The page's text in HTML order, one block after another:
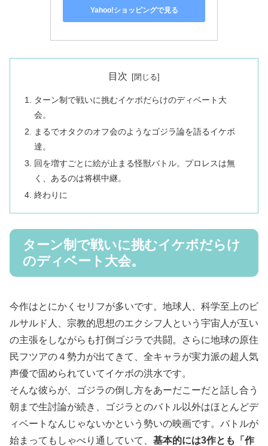
Yahoo!ショッピングで見る
目次
ターン制で戦いに挑むイケボだらけのディベート大
会。
まるでオタクのオフ会のようなゴジラ論を語るイケボ
達。
回を増すごとに絵が止まる怪獣バトル。プロレスは無
く、あるのは将棋中継。
終わりに
ターン制で戦いに挑むイケボだらけ
のディベート大会。
今作はとにかくセリフが多いです。地球人、科学至上のビ
ルサルド人、宗教的思想のエクシフ人という宇宙人が互い
の主張をしながらも打倒ゴジラで共闘。さらに地球の原住
民フツアの４勢力が出てきて、全キャラが実力派の超人気
声優で固められていてイケボの洪水です。
そんな彼らが、ゴジラの倒し方をあーだこーだと話し合う
朝まで生討論が続き、ゴジラとのバトル以外はほとんどデ
ィベートなんじゃないかという勢いの映画です。バトルが
始まってもしゃべり通していて、 基本的には3作とも「作